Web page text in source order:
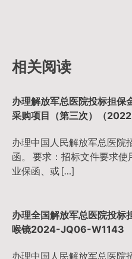
相关阅读
办理解放军总医院投标担
采购项目（第三次）（
办理中国人民解放军总医院
函。 要求：招标文件要求
业保函、或 […]
办理全国解放军总医院投
喉镜2024-JQ06-W1143
办理中国人民解放军总医院